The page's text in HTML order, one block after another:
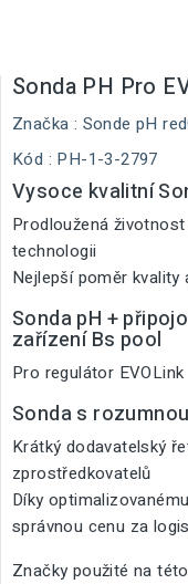
Sonda PH Pro
Značka : Sonde pH
Kód : PH-1-3-2797
Vysoce kvalitní
Prodloužená
technologii
Nejlepší poměr kvality
Sonda pH +
zařízení Bs pool
Pro regulátor EVOLink
Sonda s
Krátký dodavatelský
zprostředkovatelů
Díky
správnou cenu za
Značky použité na